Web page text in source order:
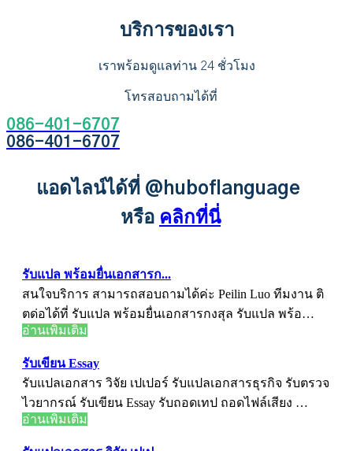
บริการของเรา
เราพร้อมดูแลท่าน 24 ชั่วโมง
โทรสอบถามได้ที่
086-401-6707
086-401-6707
แอดไลน์ได้ที่ @huboflanguage
หรือ คลิกที่นี่
รับแปล พร้อมยื่นเอกสารก...
สนใจบริการ สามารถสอบถามได้ค่ะ Peilin Luo ทีมงาน ติ
ตด่อได้ที่ รับแปล พร้อมยื่นเอกสารกงสุล รับแปล พร้อ…
อ่านเพิ่มเติม
รับเขียน Essay
รับแปลเอกสาร วิจัย เปเปอร์ รับแปลเอกสารธุรกิจ รับตรวจ
ไวยากรณ์ รับเขียน Essay รับถอดเทป ถอดไฟล์เสียง …
อ่านเพิ่มเติม